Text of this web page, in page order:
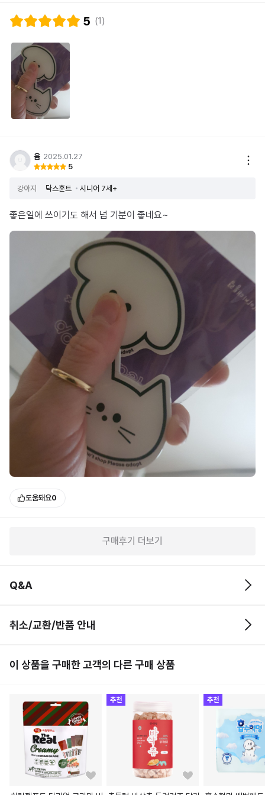
5 (1)
윰 2025.01.27
5
강아지 닥스훈트 시니어 7세+
좋은일에 쓰이기도 해서 넘 기분이 좋네요~
도움돼요0
구매후기 더보기
Q&A
취소/교환/반품 안내
이 상품을 구매한 고객의 다른 구매 상품
추천 추천